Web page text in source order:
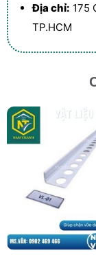
Địa chỉ: 175
TP.HCM